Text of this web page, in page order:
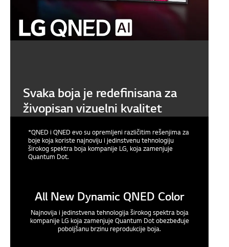
Svaka boja je redefinisana za
živopisan vizuelni kvalitet
*QNED i QNED evo su opremljeni različitim rešenjima za
boje koja koriste najnoviju i jedinstvenu tehnologiju
širokog spektra boja kompanije LG, koja zamenjuje
Quantum Dot.
All New Dynamic QNED Color
Najnovija i jedinstvena tehnologija širokog spektra boja
kompanije LG koja zamenjuje Quantum Dot obezbeđuje
poboljšanu brzinu reprodukcije boja.